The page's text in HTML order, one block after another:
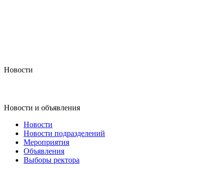
Новости
Новости и объявления
Новости
Новости подразделений
Мероприятия
Объявления
Выборы ректора